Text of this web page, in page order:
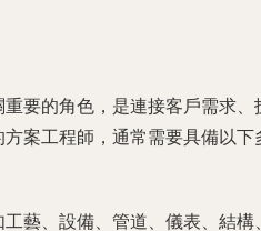
要的角色，是連接客戶需求
案工程師，通常需要具備以下
藝、設備、管道、儀表、結